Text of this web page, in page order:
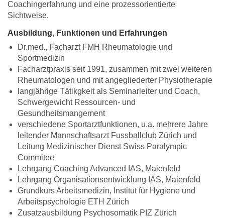
Coachingerfahrung und eine prozessorientierte
Sichtweise.
Ausbildung, Funktionen und Erfahrungen
Dr.med., Facharzt FMH Rheumatologie und
Sportmedizin
Facharztpraxis seit 1991, zusammen mit zwei weiteren
Rheumatologen und mit angegliederter Physiotherapie
langjährige Tätikgkeit als Seminarleiter und Coach,
Schwergewicht Ressourcen- und
Gesundheitsmangement
verschiedene Sportarztfunktionen, u.a. mehrere Jahre
leitender Mannschaftsarzt Fussballclub Zürich und
Leitung Medizinischer Dienst Swiss Paralympic
Commitee
Lehrgang Coaching Advanced IAS, Maienfeld
Lehrgang Organisationsentwicklung IAS, Maienfeld
Grundkurs Arbeitsmedizin, Institut für Hygiene und
Arbeitspsychologie ETH Zürich
Zusatzausbildung Psychosomatik PIZ Zürich